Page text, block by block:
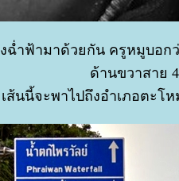
ฉ่ำฟ้ามาด้วยกัน ครูหมูบอ
ด้านขวาสาย
ส้นนี้จะพาไปถึงอำเภอตะ